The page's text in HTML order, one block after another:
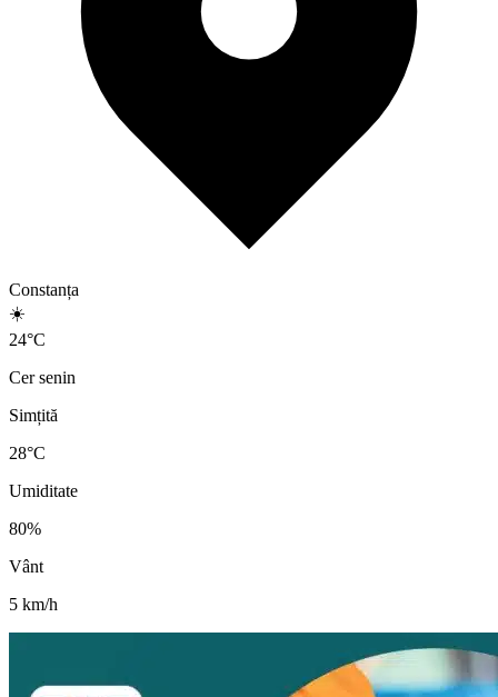
Constanța
☀️
24°C
Cer senin
Simțită
28°C
Umiditate
80%
Vânt
5 km/h